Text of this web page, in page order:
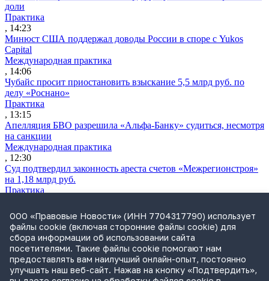
доли
Практика
, 14:23
Минюст США поддержал доводы России в споре с Yukos
Capital
Международная практика
, 14:06
Чубайс просит приостановить взыскание 5,5 млрд руб. по
делу «Роснано»
Практика
, 13:15
Апелляция БВО разрешила «Альфа-Банку» судиться, несмотря
на санкции
Международная практика
, 12:30
Суд подтвердил законность ареста счетов «Межрегионстроя»
на 1,18 млрд руб.
Практика
ВС разрешил сдавать жилые дома как гостевые без изменения
назначения участка
Практика
, 11:06
Утренний обзор за 3 августа: блокировка массовых звонков
без маркировки и доначисление налогов из-за инвестльгот
Обзор СМИ
ООО «Правовые Новости» (ИНН 7704317790) использует
файлы cookie (включая сторонние файлы cookie) для
сбора информации об использовании сайта
посетителями. Такие файлы cookie помогают нам
предоставлять вам наилучший онлайн-опыт, постоянно
улучшать наш веб-сайт. Нажав на кнопку «Подтвердить»,